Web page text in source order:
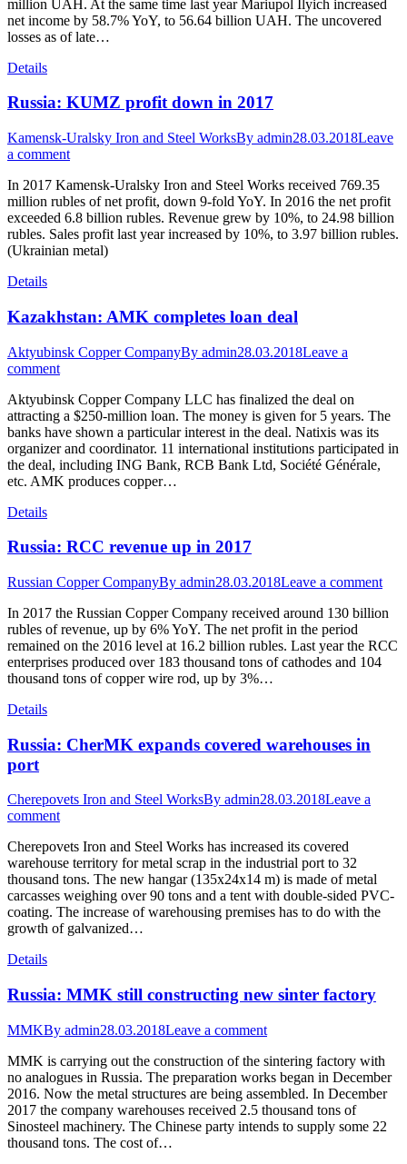
million UAH. At the same time last year Mariupol Ilyich increased
net income by 58.7% YoY, to 56.64 billion UAH. The uncovered
losses as of late…
Details
Russia: KUMZ profit down in 2017
Kamensk-Uralsky Iron and Steel WorksBy admin28.03.2018Leave
a comment
In 2017 Kamensk-Uralsky Iron and Steel Works received 769.35
million rubles of net profit, down 9-fold YoY. In 2016 the net profit
exceeded 6.8 billion rubles. Revenue grew by 10%, to 24.98 billion
rubles. Sales profit last year increased by 10%, to 3.97 billion rubles.
(Ukrainian metal)
Details
Kazakhstan: AMK completes loan deal
Aktyubinsk Copper CompanyBy admin28.03.2018Leave a
comment
Aktyubinsk Copper Company LLC has finalized the deal on
attracting a $250-million loan. The money is given for 5 years. The
banks have shown a particular interest in the deal. Natixis was its
organizer and coordinator. 11 international institutions participated in
the deal, including ING Bank, RCB Bank Ltd, Société Générale,
etc. AMK produces copper…
Details
Russia: RCC revenue up in 2017
Russian Copper CompanyBy admin28.03.2018Leave a comment
In 2017 the Russian Copper Company received around 130 billion
rubles of revenue, up by 6% YoY. The net profit in the period
remained on the 2016 level at 16.2 billion rubles. Last year the RCC
enterprises produced over 183 thousand tons of cathodes and 104
thousand tons of copper wire rod, up by 3%…
Details
Russia: CherMK expands covered warehouses in
port
Cherepovets Iron and Steel WorksBy admin28.03.2018Leave a
comment
Cherepovets Iron and Steel Works has increased its covered
warehouse territory for metal scrap in the industrial port to 32
thousand tons. The new hangar (135x24x14 m) is made of metal
carcasses weighing over 90 tons and a tent with double-sided PVC-
coating. The increase of warehousing premises has to do with the
growth of galvanized…
Details
Russia: MMK still constructing new sinter factory
MMKBy admin28.03.2018Leave a comment
MMK is carrying out the construction of the sintering factory with
no analogues in Russia. The preparation works began in December
2016. Now the metal structures are being assembled. In December
2017 the company warehouses received 2.5 thousand tons of
Sinosteel machinery. The Chinese party intends to supply some 22
thousand tons. The cost of…